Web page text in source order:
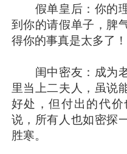
假单皇后：你的理
到你的请假单子，脾
得你的事真是太多了！
闺中密友：成为老
里当上二夫人，虽说
好处，但付出的代
说，所有人也如密探
胜寒。